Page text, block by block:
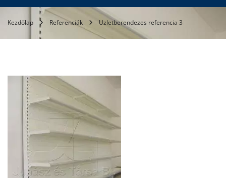
Kezdőlap Referenciák Uzletberendezes referencia 3